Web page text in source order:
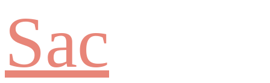
Sac